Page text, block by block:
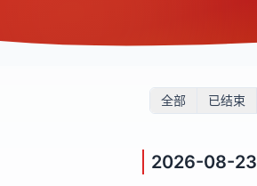
全部 已结束
2026-08-23